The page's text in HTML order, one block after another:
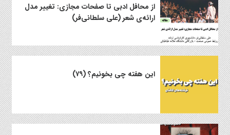
از محافل ادبی تا صفحات مجازی: تغییر مدل
ارائه‌ی شعر (علی سلطانی‌فر)
این هفته چی بخونیم؟ (۷۹)